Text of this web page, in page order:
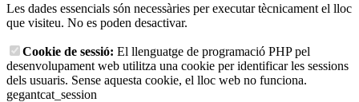
Les dades essencials són necessàries per executar tècnicament el lloc
que visiteu. No es poden desactivar.
Cookie de sessió: El llenguatge de programació PHP pel
desenvolupament web utilitza una cookie per identificar les sessions
dels usuaris. Sense aquesta cookie, el lloc web no funciona.
gegantcat_session